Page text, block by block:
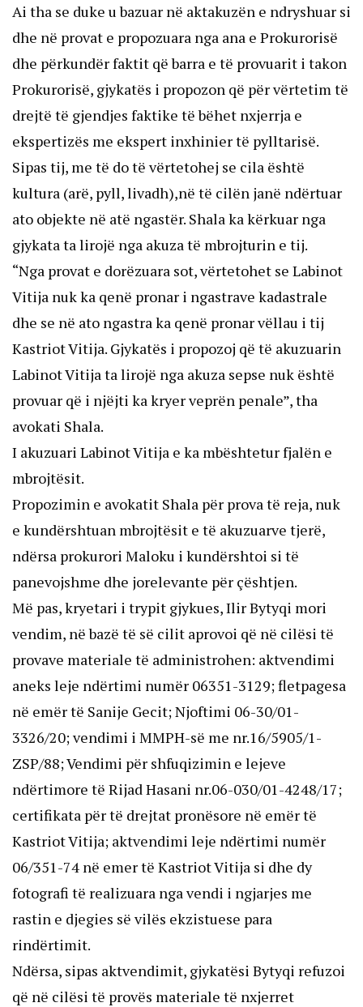
Ai tha se duke u bazuar në aktakuzën e ndryshuar si
dhe në provat e propozuara nga ana e Prokurorisë
dhe përkundër faktit që barra e të provuarit i takon
Prokurorisë, gjykatës i propozon që për vërtetim të
drejtë të gjendjes faktike të bëhet nxjerrja e
ekspertizës me ekspert inxhinier të pylltarisë.
Sipas tij, me të do të vërtetohej se cila është
kultura (arë, pyll, livadh),në të cilën janë ndërtuar
ato objekte në atë ngastër. Shala ka kërkuar nga
gjykata ta lirojë nga akuza të mbrojturin e tij.
“Nga provat e dorëzuara sot, vërtetohet se Labinot
Vitija nuk ka qenë pronar i ngastrave kadastrale
dhe se në ato ngastra ka qenë pronar vëllau i tij
Kastriot Vitija. Gjykatës i propozoj që të akuzuarin
Labinot Vitija ta lirojë nga akuza sepse nuk është
provuar që i njëjti ka kryer veprën penale”, tha
avokati Shala.
I akuzuari Labinot Vitija e ka mbështetur fjalën e
mbrojtësit.
Propozimin e avokatit Shala për prova të reja, nuk
e kundërshtuan mbrojtësit e të akuzuarve tjerë,
ndërsa prokurori Maloku i kundërshtoi si të
panevojshme dhe jorelevante për çështjen.
Më pas, kryetari i trypit gjykues, Ilir Bytyqi mori
vendim, në bazë të së cilit aprovoi që në cilësi të
provave materiale të administrohen: aktvendimi
aneks leje ndërtimi numër 06351-3129; fletpagesa
në emër të Sanije Gecit; Njoftimi 06-30/01-
3326/20; vendimi i MMPH-së me nr.16/5905/1-
ZSP/88; Vendimi për shfuqizimin e lejeve
ndërtimore të Rijad Hasani nr.06-030/01-4248/17;
certifikata për të drejtat pronësore në emër të
Kastriot Vitija; aktvendimi leje ndërtimi numër
06/351-74 në emer të Kastriot Vitija si dhe dy
fotografi të realizuara nga vendi i ngjarjes me
rastin e djegies së vilës ekzistuese para
rindërtimit.
Ndërsa, sipas aktvendimit, gjykatësi Bytyqi refuzoi
që në cilësi të provës materiale të nxjerret